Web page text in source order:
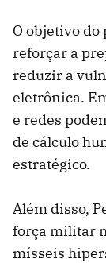
O objetivo
reforçar a
reduzir a
eletrônica.
e redes
de cálculo
estratégico.
Além disso,
força militar
mísseis